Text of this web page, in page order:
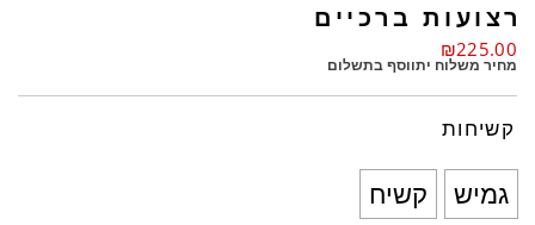
רצועות ברכיים
₪225.00
מחיר משלוח יתווסף בתשלום
קשיחות
גמיש קשיח